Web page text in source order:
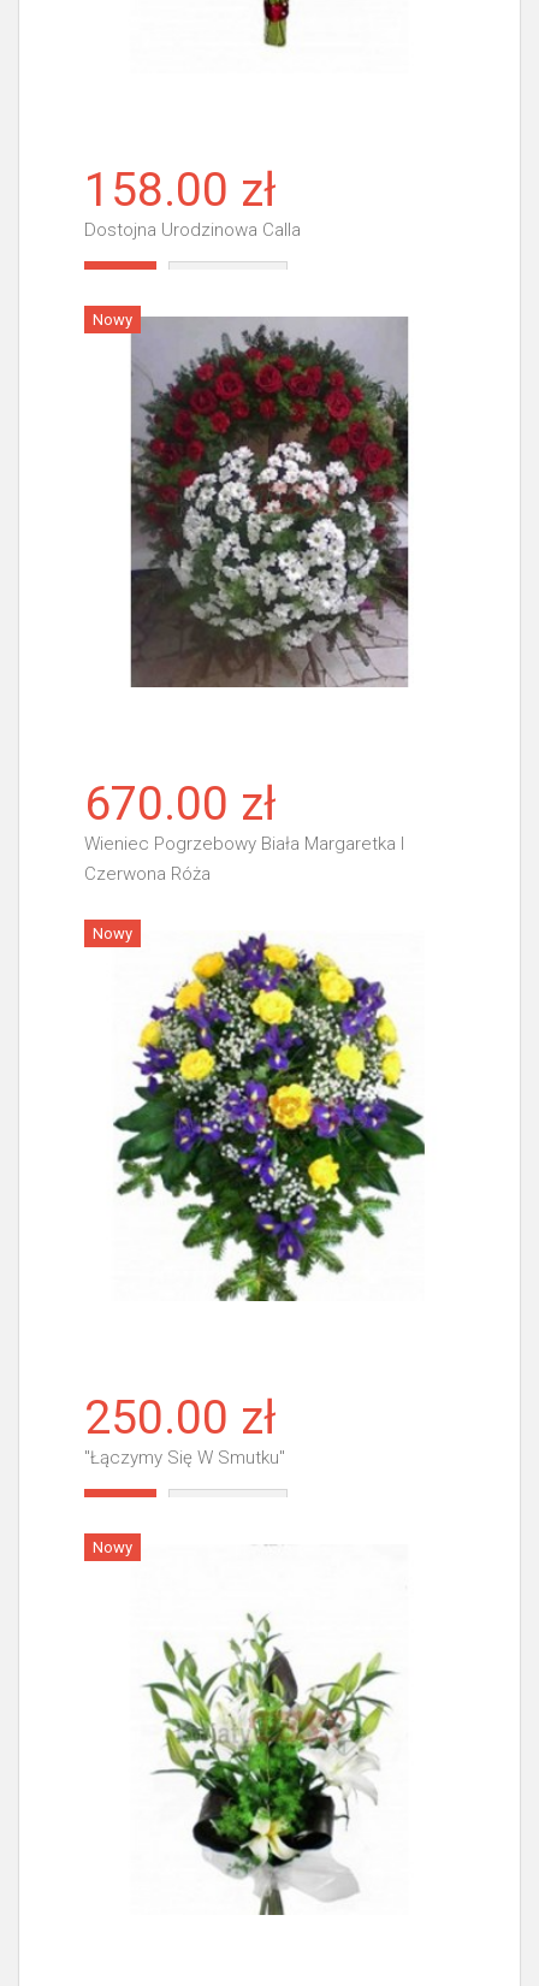
158.00 zł
Dostojna Urodzinowa Calla
Nowy
670.00 zł
Wieniec Pogrzebowy Biała Margaretka I
Czerwona Róża
Więcej
Nowy
250.00 zł
"Łączymy Się W Smutku"
Nowy